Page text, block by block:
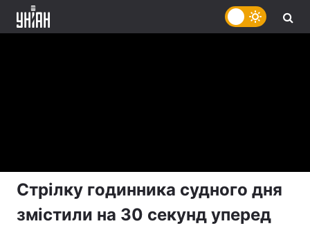
Стрілку годинника судного дня
змістили на 30 секунд уперед